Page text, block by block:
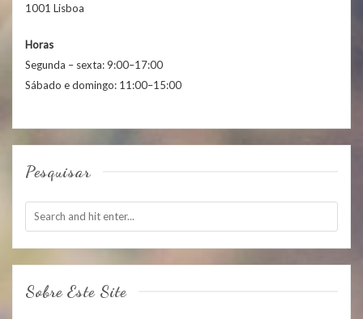
1001 Lisboa
Horas
Segunda – sexta: 9:00–17:00
Sábado e domingo: 11:00–15:00
Pesquisar
Sobre Este Site